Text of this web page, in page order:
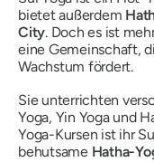
bietet außerdem
City. Doch es ist
eine Gemeinschaft,
Wachstum fördert.
Sie unterrichten
Yoga, Yin Yoga und
Yoga-Kursen ist ihr
behutsame Hatha-